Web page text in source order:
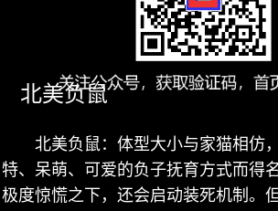
北美负鼠
北美负鼠：体型大小与家猫相仿
特、呆萌、可爱的负子抚育方式而得
极度惊慌之下，还会启动装死机制。